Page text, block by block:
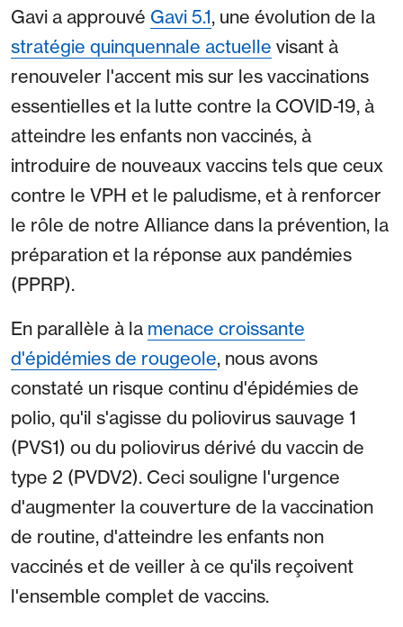
Gavi a approuvé Gavi 5.1, une évolution de la
stratégie quinquennale actuelle visant à
renouveler l'accent mis sur les vaccinations
essentielles et la lutte contre la COVID-19, à
atteindre les enfants non vaccinés, à
introduire de nouveaux vaccins tels que ceux
contre le VPH et le paludisme, et à renforcer
le rôle de notre Alliance dans la prévention, la
préparation et la réponse aux pandémies
(PPRP).
En parallèle à la menace croissante
d'épidémies de rougeole, nous avons
constaté un risque continu d'épidémies de
polio, qu'il s'agisse du poliovirus sauvage 1
(PVS1) ou du poliovirus dérivé du vaccin de
type 2 (PVDV2). Ceci souligne l'urgence
d'augmenter la couverture de la vaccination
de routine, d'atteindre les enfants non
vaccinés et de veiller à ce qu'ils reçoivent
l'ensemble complet de vaccins.